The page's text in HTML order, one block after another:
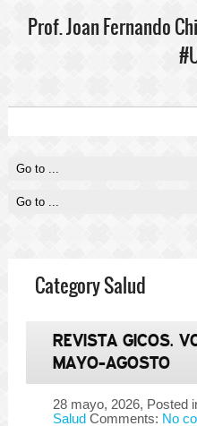
Prof. Joan Fernando
Category Salud
REVISTA GICOS.
MAYO-AGOSTO
28 mayo, 2026, Posted
Salud Comments: No